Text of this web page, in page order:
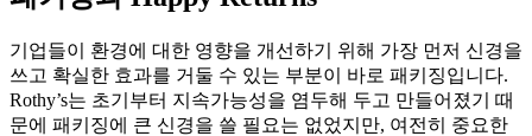
기업들이 환경에 대한 영향을 개선하기 위해 가장 먼저 신경을
쓰고 확실한 효과를 거둘 수 있는 부분이 바로 패키징입니다.
Rothy’s는 초기부터 지속가능성을 염두해 두고 만들어졌기 때
문에 패키징에 큰 신경을 쓸 필요는 없었지만, 여전히 중요한